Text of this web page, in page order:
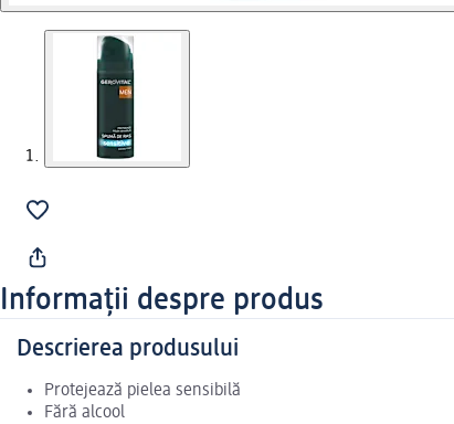
Informații despre produs
Descrierea produsului
Protejează pielea sensibilă
Fără alcool